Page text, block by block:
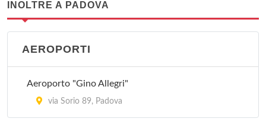
INOLTRE A PADOVA
AEROPORTI
Aeroporto "Gino Allegri"
via Sorio 89, Padova